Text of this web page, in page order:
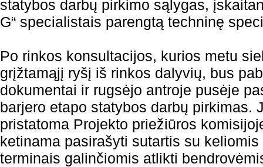
statybos darbų pirkimo sąlygas,
G“ specialistais parengtą techninę
Po rinkos konsultacijos, kurios metu
grįžtamąjį ryšį iš rinkos dalyvių, bus
dokumentai ir rugsėjo antroje pusėje
barjero etapo statybos darbų pirkimas.
pristatoma Projekto priežiūros
ketinama pasirašyti sutartis su
terminais galinčiomis atlikti